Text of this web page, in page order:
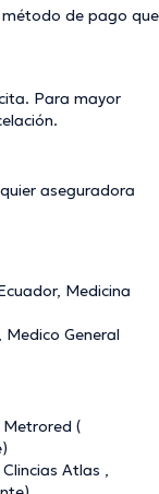
método de pago que
Para mayor
.
aseguradora
Medicina
General
(
Atlas ,